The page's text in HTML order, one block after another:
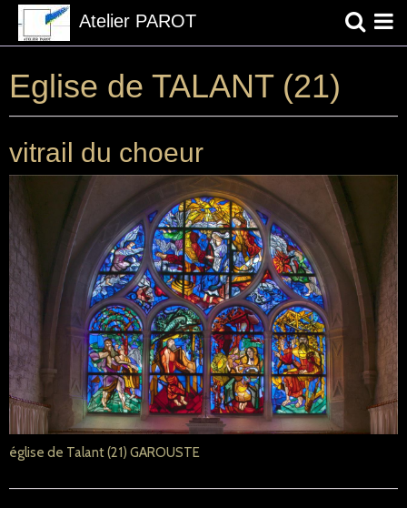
Atelier PAROT
Page d'accueil
Les Artistes et l'atelier PAROT ...
Contact
Eglise de TALANT (21)
vitrail du choeur
église de Talant (21) GAROUSTE